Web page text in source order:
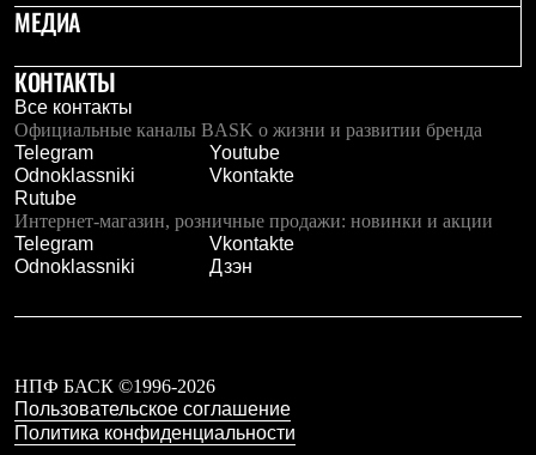
Куртки
Брюки
Комбинезоны
Термобелье
Комплект термобелья
Снаряжение
Палатки и тенты
Палатки
Тенты
Аксессуары для палаток
Рюкзаки
Аксессуары для рюкзаков
Спальные мешки
Пуховые
Комбинированные
МЕДИА
КОНТАКТЫ
Все контакты
Официальные каналы BASK о жизни и развитии бренда
Telegram
Youtube
Odnoklassniki
Vkontakte
Rutube
Интернет-магазин, розничные продажи: новинки и акции
Telegram
Vkontakte
Odnoklassniki
Дзэн
НПФ БАСК ©1996-2026
Пользовательское соглашение
Политика конфиденциальности